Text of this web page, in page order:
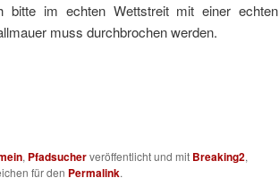
bitte im echten Wettstreit mit einer echten
muss durchbrochen werden.
, Pfadsucherveröffentlicht und mit Breaking2,
für den Permalink.